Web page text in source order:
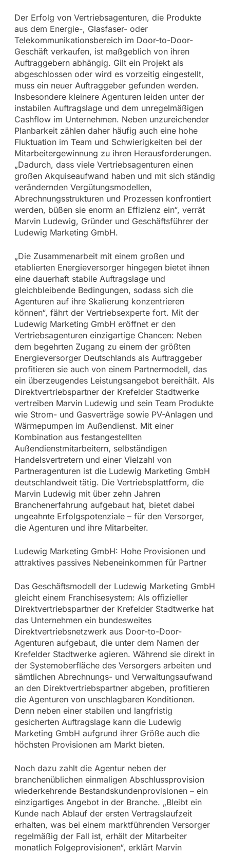
Der Erfolg von Vertriebsagenturen, die Produkte
aus dem Energie-, Glasfaser- oder
Telekommunikationsbereich im Door-to-Door-
Geschäft verkaufen, ist maßgeblich von ihren
Auftraggebern abhängig. Gilt ein Projekt als
abgeschlossen oder wird es vorzeitig eingestellt,
muss ein neuer Auftraggeber gefunden werden.
Insbesondere kleinere Agenturen leiden unter der
instabilen Auftragslage und dem unregelmäßigen
Cashflow im Unternehmen. Neben unzureichender
Planbarkeit zählen daher häufig auch eine hohe
Fluktuation im Team und Schwierigkeiten bei der
Mitarbeitergewinnung zu ihren Herausforderungen.
„Dadurch, dass viele Vertriebsagenturen einen
großen Akquiseaufwand haben und mit sich ständig
verändernden Vergütungsmodellen,
Abrechnungsstrukturen und Prozessen konfrontiert
werden, büßen sie enorm an Effizienz ein“, verrät
Marvin Ludewig, Gründer und Geschäftsführer der
Ludewig Marketing GmbH.
„Die Zusammenarbeit mit einem großen und
etablierten Energieversorger hingegen bietet ihnen
eine dauerhaft stabile Auftragslage und
gleichbleibende Bedingungen, sodass sich die
Agenturen auf ihre Skalierung konzentrieren
können“, fährt der Vertriebsexperte fort. Mit der
Ludewig Marketing GmbH eröffnet er den
Vertriebsagenturen einzigartige Chancen: Neben
dem begehrten Zugang zu einem der größten
Energieversorger Deutschlands als Auftraggeber
profitieren sie auch von einem Partnermodell, das
ein überzeugendes Leistungsangebot bereithält. Als
Direktvertriebspartner der Krefelder Stadtwerke
vertreiben Marvin Ludewig und sein Team Produkte
wie Strom- und Gasverträge sowie PV-Anlagen und
Wärmepumpen im Außendienst. Mit einer
Kombination aus festangestellten
Außendienstmitarbeitern, selbständigen
Handelsvertretern und einer Vielzahl von
Partneragenturen ist die Ludewig Marketing GmbH
deutschlandweit tätig. Die Vertriebsplattform, die
Marvin Ludewig mit über zehn Jahren
Branchenerfahrung aufgebaut hat, bietet dabei
ungeahnte Erfolgspotenziale – für den Versorger,
die Agenturen und ihre Mitarbeiter.
Ludewig Marketing GmbH: Hohe Provisionen und
attraktives passives Nebeneinkommen für Partner
Das Geschäftsmodell der Ludewig Marketing GmbH
gleicht einem Franchisesystem: Als offizieller
Direktvertriebspartner der Krefelder Stadtwerke hat
das Unternehmen ein bundesweites
Direktvertriebsnetzwerk aus Door-to-Door-
Agenturen aufgebaut, die unter dem Namen der
Krefelder Stadtwerke agieren. Während sie direkt in
der Systemoberfläche des Versorgers arbeiten und
sämtlichen Abrechnungs- und Verwaltungsaufwand
an den Direktvertriebspartner abgeben, profitieren
die Agenturen von unschlagbaren Konditionen.
Denn neben einer stabilen und langfristig
gesicherten Auftragslage kann die Ludewig
Marketing GmbH aufgrund ihrer Größe auch die
höchsten Provisionen am Markt bieten.
Noch dazu zahlt die Agentur neben der
branchenüblichen einmaligen Abschlussprovision
wiederkehrende Bestandskundenprovisionen – ein
einzigartiges Angebot in der Branche. „Bleibt ein
Kunde nach Ablauf der ersten Vertragslaufzeit
erhalten, was bei einem marktführenden Versorger
regelmäßig der Fall ist, erhält der Mitarbeiter
monatlich Folgeprovisionen“, erklärt Marvin